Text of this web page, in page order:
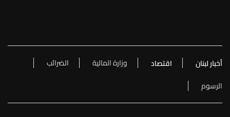
أخبار لبنان اقتصاد وزارة المالية
الضرائب
الرسوم